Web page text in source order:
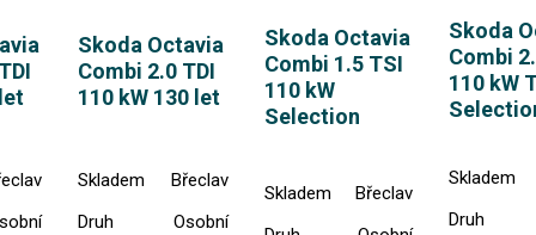
Skoda Octavia
Combi 2.0 TDI
110 kW 130 let
Skladem
Břeclav
Druh
Osobní
Skoda Octavia
Combi 1.5 TSI
110 kW
Selection
Skladem
Břeclav
Skoda
Combi
110 kW
Skladem
Druh